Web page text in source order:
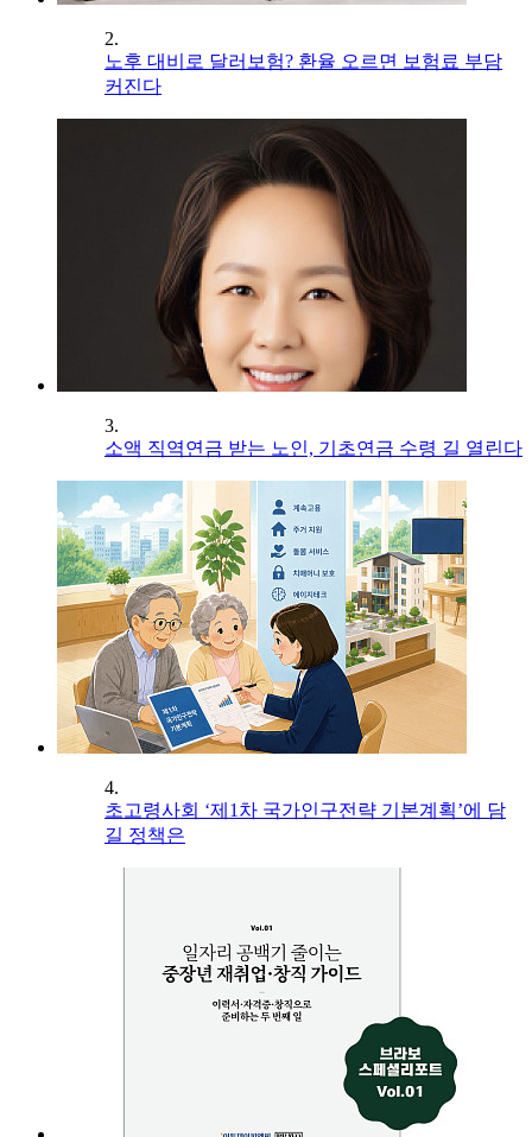
2.
노후 대비로 달러보험? 환율 오르면 보험료 부담
커진다
3.
소액 직역연금 받는 노인, 기초연금 수령 길 열린다
4.
초고령사회 ‘제1차 국가인구전략 기본계획’에 담
길 정책은